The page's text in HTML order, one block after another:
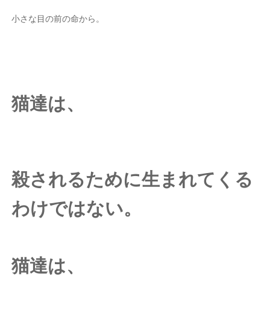
小さな目の前の命から。
猫達は、
殺されるために生まれてくる
わけではない。
猫達は、